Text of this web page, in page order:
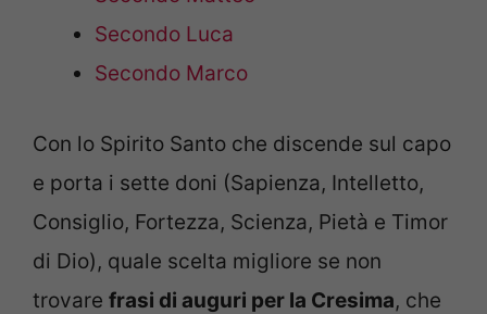
Secondo Luca
Secondo Marco
Con lo Spirito Santo che discende sul capo
e porta i sette doni (Sapienza, Intelletto,
Consiglio, Fortezza, Scienza, Pietà e Timor
di Dio), quale scelta migliore se non
trovare frasi di auguri per la Cresima, che